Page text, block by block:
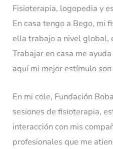
Fisioterapia, logopedia y
En casa tengo a Bego, mi
ella trabajo a nivel global,
Trabajar en casa me
aquí mi mejor estímulo
En mi cole, Fundación
sesiones de fisioterapia,
interacción con mis
profesionales que me